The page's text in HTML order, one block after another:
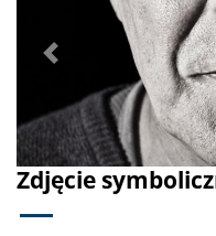
Zdjęcie
Poprzednie